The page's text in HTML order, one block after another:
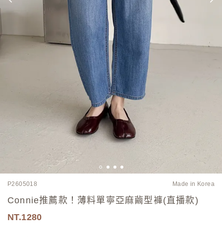
P2605018 Made in Korea
Connie推薦款！薄料單寧亞麻繭型褲(直播款)
1280